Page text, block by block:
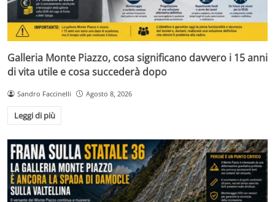
Galleria Monte Piazzo, cosa significano davvero i 15 anni
di vita utile e cosa succederà dopo
Sandro Faccinelli Agosto 8, 2026
Leggi di più